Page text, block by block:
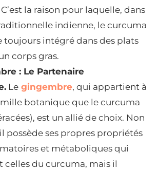
la raison pour laquelle, dans
indienne, le curcuma
toujours intégré dans des plats
corps gras.
: Le Partenaire
Le gingembre, qui appartient à
botanique que le curcuma
est un allié de choix. Non
possède ses propres propriétés
et métaboliques qui
du curcuma, mais il